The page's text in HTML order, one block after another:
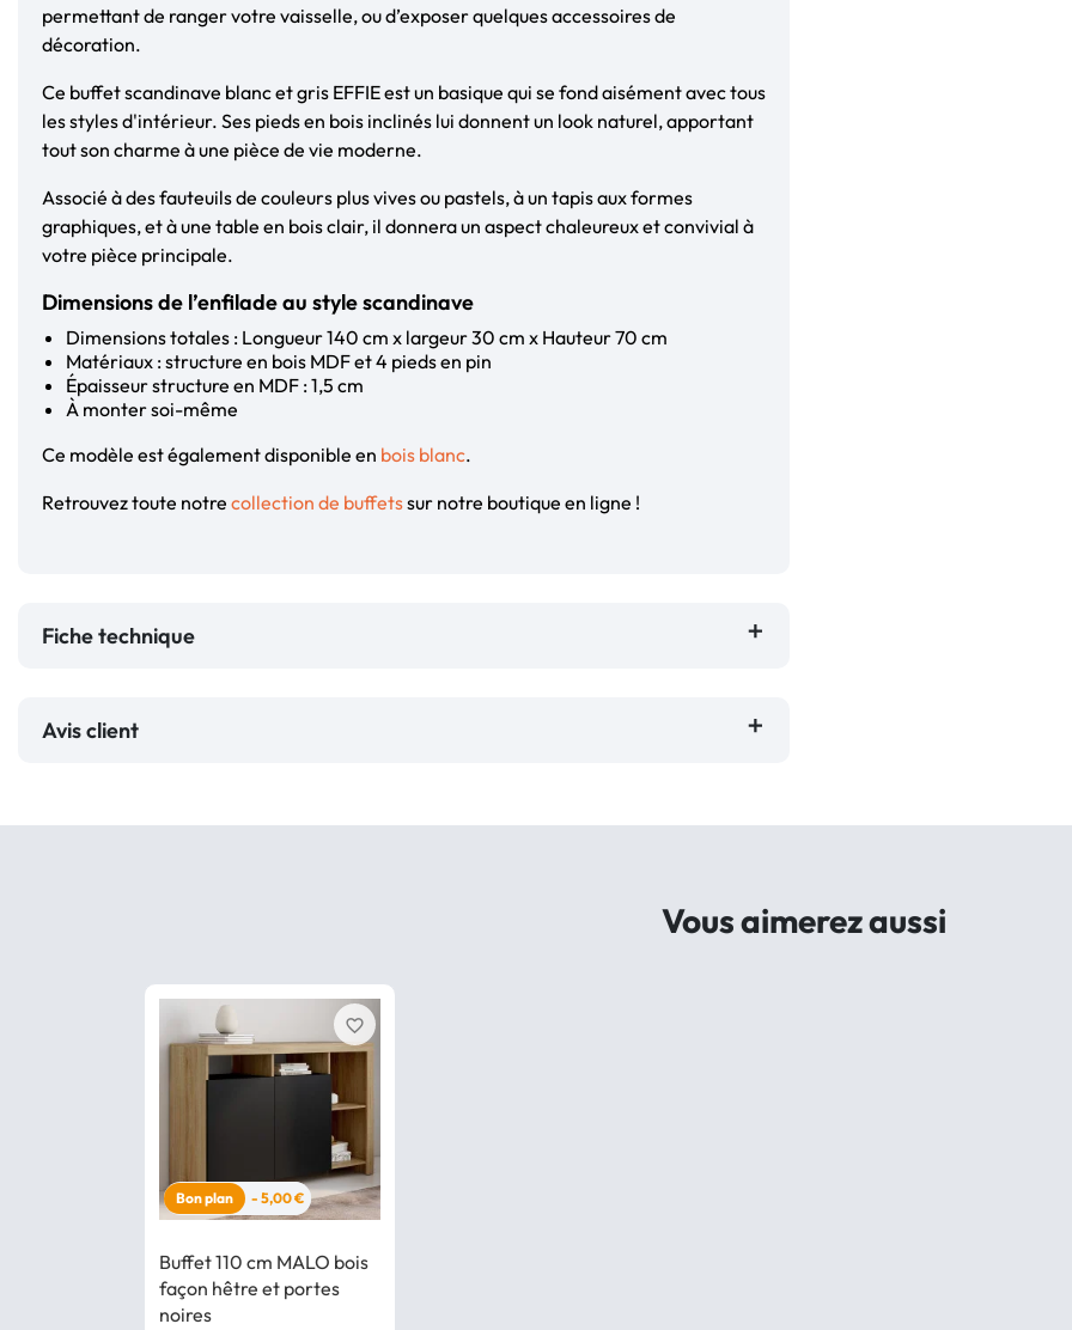
permettant de ranger votre vaisselle, ou d’exposer quelques accessoires de
décoration.
Ce buffet scandinave blanc et gris EFFIE est un basique qui se fond aisément avec tous
les styles d'intérieur. Ses pieds en bois inclinés lui donnent un look naturel, apportant
tout son charme à une pièce de vie moderne.
Associé à des fauteuils de couleurs plus vives ou pastels, à un tapis aux formes
graphiques, et à une table en bois clair, il donnera un aspect chaleureux et convivial à
votre pièce principale.
Dimensions de l’enfilade au style scandinave
Dimensions totales : Longueur 140 cm x largeur 30 cm x Hauteur 70 cm
Matériaux : structure en bois MDF et 4 pieds en pin
Épaisseur structure en MDF : 1,5 cm
À monter soi-même
Ce modèle est également disponible en bois blanc.
Retrouvez toute notre collection de buffetssur notre boutique en ligne !
Fiche technique
Avis client
Vous aimerez aussi
Bon plan - 5,00 €
Buffet 110 cm MALO bois
façon hêtre et portes
noires
favorite_border